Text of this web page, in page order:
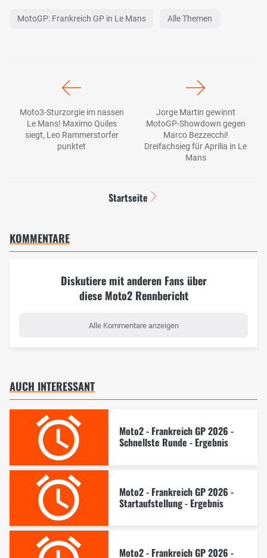
MotoGP: Frankreich GP in Le Mans Alle Themen
Moto3-Sturzorgie im nassen
Le Mans! Maximo Quiles
siegt, Leo Rammerstorfer
punktet
Jorge Martin gewinnt
MotoGP-Showdown gegen
Marco Bezzecchi!
Dreifachsieg für Aprilia in Le
Mans
Startseite
KOMMENTARE
Diskutiere mit anderen Fans über
diese Moto2 Rennbericht
Alle Kommentare anzeigen
AUCH INTERESSANT
Moto2 - Frankreich GP 2026 -
Schnellste Runde - Ergebnis
Moto2 - Frankreich GP 2026 -
Startaufstellung - Ergebnis
Moto2 - Frankreich GP 2026 -